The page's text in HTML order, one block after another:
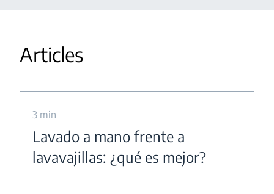
Articles
3 min
Lavado a mano frente a
lavavajillas: ¿qué es mejor?